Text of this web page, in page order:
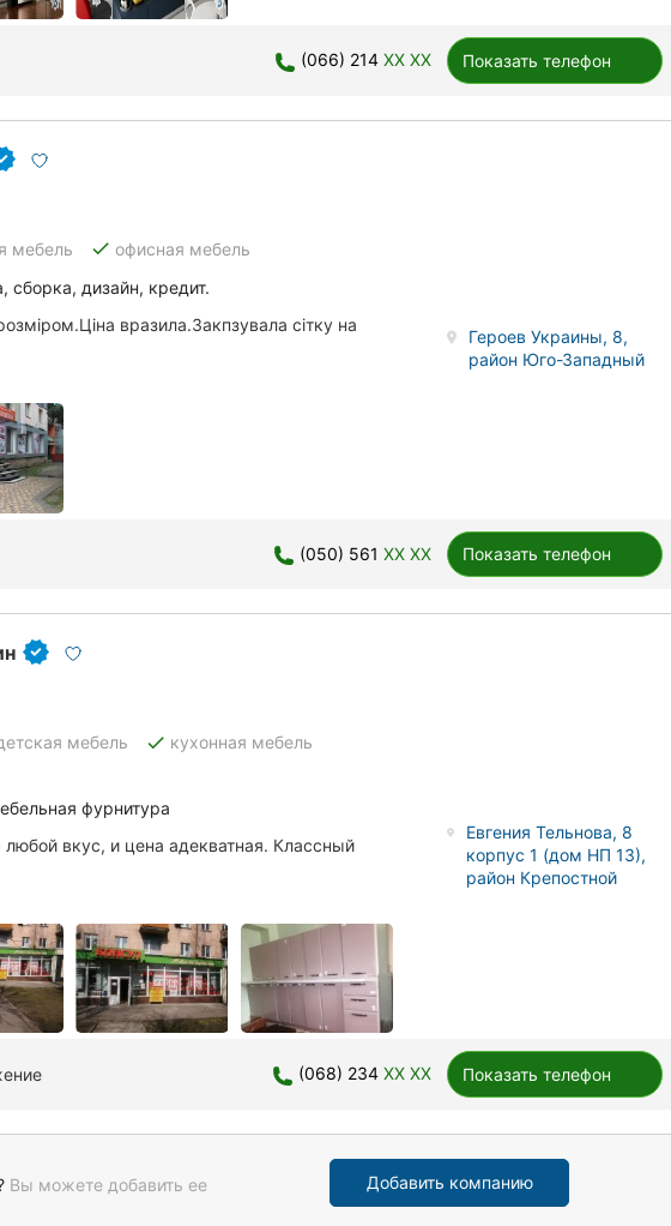
(066) 214 XX XX Показать телефон
мебель done офисная мебель
сборка, дизайн, кредит.
вразила.Закпзувала сітку на
Героев Украины, 8,
район Юго-Западный
(050) 561 XX XX Показать телефон
мебель done кухонная мебель
фурнитура
вкус, и цена адекватная. Классный
Евгения Тельнова, 8
корпус 1 (дом НП 13),
район Крепостной
(068) 234 XX XX Показать телефон
Вы можете добавить ее Добавить компанию